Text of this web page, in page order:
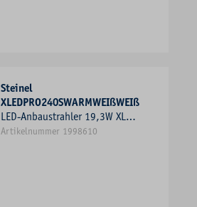
Steinel
XLEDPRO240SWARMWEIßWEIß
LED-Anbaustrahler 19,3W XLED
3000K 1LED 2124lm Konv Kst
Artikelnummer 1998610